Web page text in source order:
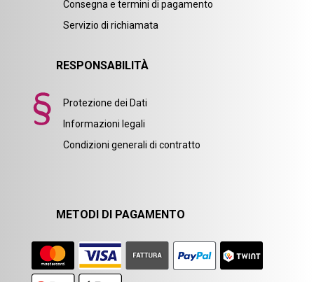
Consegna e termini di pagamento
Servizio di richiamata
RESPONSABILITÀ
Protezione dei Dati
Informazioni legali
Condizioni generali di contratto
METODI DI PAGAMENTO